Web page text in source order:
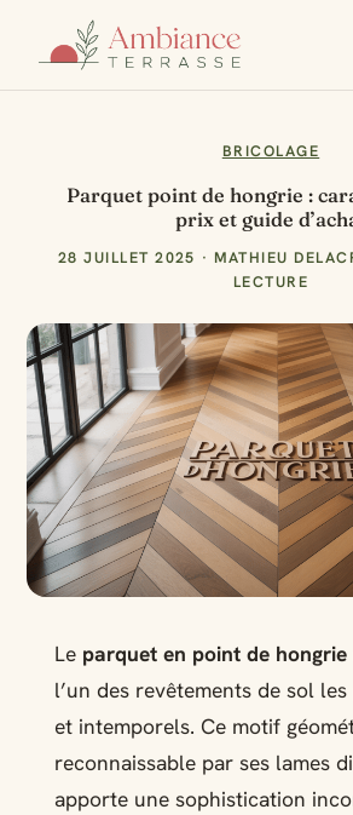
BRICOLAGE
Parquet point de hongrie :
prix et guide
28 JUILLET 2025 · MATHIEU
LECTURE
Le parquet en point de hongrie
l’un des revêtements de sol
et intemporels. Ce motif
reconnaissable par ses lames
apporte une sophistication